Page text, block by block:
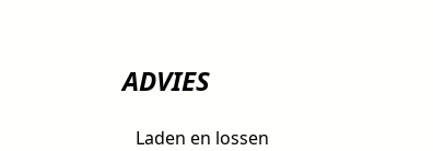
ADVIES
Laden en lossen